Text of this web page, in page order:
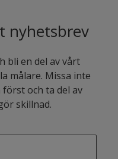
nyhetsbrev
bli en del av vårt
målare. Missa inte
och ta del av
skillnad.